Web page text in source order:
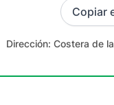
Copiar
Dirección: Costera de